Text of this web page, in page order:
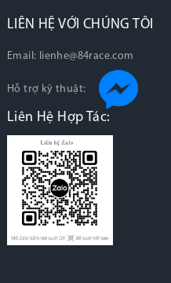
LIÊN HỆ VỚI CHÚNG TÔI
Email: lienhe@84race.com
Hỗ trợ kỹ thuật:
Liên Hệ Hợp Tác: